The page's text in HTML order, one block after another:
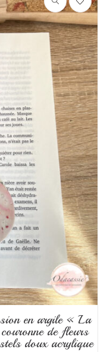
en argile « La
de fleurs
doux acrylique